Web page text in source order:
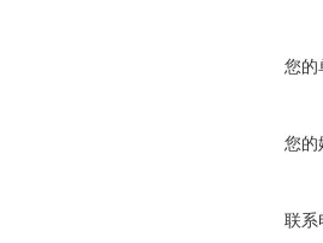
您的
您的
联系